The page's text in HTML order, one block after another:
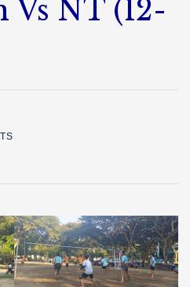
Vs NT (12-